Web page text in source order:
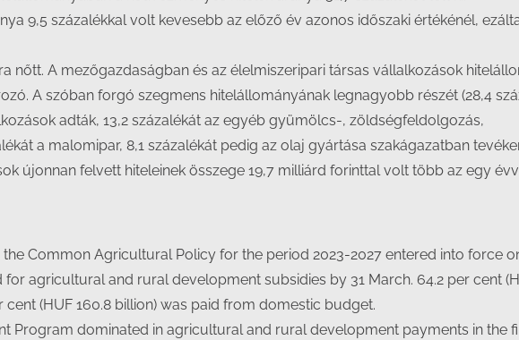
9,5 százalékkal volt kevesebb az előző év azonos időszaki értékénél,
nőtt. A mezőgazdaságban és az élelmiszeripari társas vállalkozások
A szóban forgó szegmens hitelállományának legnagyobb részét (28,4
adták, 13,2 százalékát az egyéb gyümölcs-, zöldségfeldolgozás,
a malomipar, 8,1 százalékát pedig az olaj gyártása szakágazatban
újonnan felvett hiteleinek összege 19,7 milliárd forinttal volt több az egy
Common Agricultural Policy for the period 2023-2027 entered into force
agricultural and rural development subsidies by 31 March. 64.2 per cent
cent (HUF 160.8 billion) was paid from domestic budget.
Program dominated in agricultural and rural development payments in the